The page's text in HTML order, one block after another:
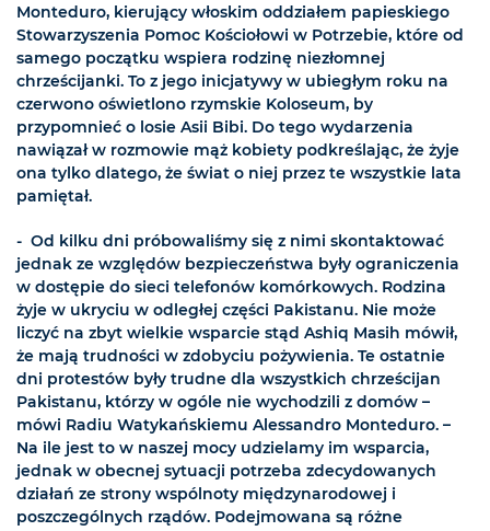
Monteduro, kierujący włoskim oddziałem papieskiego
Stowarzyszenia Pomoc Kościołowi w Potrzebie, które od
samego początku wspiera rodzinę niezłomnej
chrześcijanki. To z jego inicjatywy w ubiegłym roku na
czerwono oświetlono rzymskie Koloseum, by
przypomnieć o losie Asii Bibi. Do tego wydarzenia
nawiązał w rozmowie mąż kobiety podkreślając, że żyje
ona tylko dlatego, że świat o niej przez te wszystkie lata
pamiętał.
- Od kilku dni próbowaliśmy się z nimi skontaktować
jednak ze względów bezpieczeństwa były ograniczenia
w dostępie do sieci telefonów komórkowych. Rodzina
żyje w ukryciu w odległej części Pakistanu. Nie może
liczyć na zbyt wielkie wsparcie stąd Ashiq Masih mówił,
że mają trudności w zdobyciu pożywienia. Te ostatnie
dni protestów były trudne dla wszystkich chrześcijan
Pakistanu, którzy w ogóle nie wychodzili z domów –
mówi Radiu Watykańskiemu Alessandro Monteduro. –
Na ile jest to w naszej mocy udzielamy im wsparcia,
jednak w obecnej sytuacji potrzeba zdecydowanych
działań ze strony wspólnoty międzynarodowej i
poszczególnych rządów. Podejmowana są różne